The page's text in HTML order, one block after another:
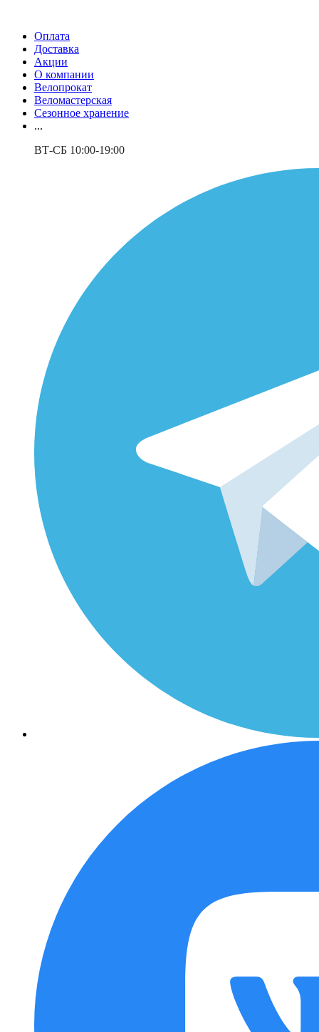
Оплата
Доставка
Акции
О компании
Велопрокат
Веломастерская
Сезонное хранение
...
ВТ-СБ 10:00-19:00